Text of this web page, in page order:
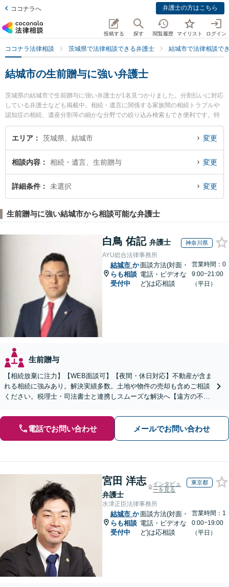
ココナラへ 弁護士の方はこちら
投稿する 探す 閲覧履歴 マイリスト ログイン
ココナラ法律相談 茨城県で法律相談できる弁護士 結城市で法律相談で
結城市の生前贈与に強い弁護士
茨城県の結城市で生前贈与に強い弁護士が1名見つかりました。分割払いに対応
している弁護士なども掲載中。相続・遺言に関係する家族間の相続トラブルや
認知症の相続、遺産分割等の細かな分野での絞り込み検索もでき便利です。特
に結城法律事務所の谷口 友啓弁護士のプロフィール情報や弁護士費用、強みな
どが注目されています。『結城市で土日や夜間に発生した生前贈与のトラブル
の弁護士に相談予約したい』などでお困りの相談者さんにおすすめです。
エリア 茨城県、結城市 変更
相談内容 相続・遺言、生前贈与 変更
詳細条件 未選択 変更
生前贈与に強い結城市から相談可能な弁護士
白鳥 佑記 弁護士 神奈川県
AYU総合法律事務所
結城市 か
らも相談
受付中
面談方法(対面・
電話・ビデオな
ど)は応相談
営業時間：0
9:00~21:00
（平日）
生前贈与
【相続放棄に注力】【WEB面談可】【夜間・休日対応】不動産が含ま
れる相続に強みあり。解決実績多数。土地や物件の売却も含めご相談
ください。税理士・司法書士と連携しスムーズな解決へ【遠方の不動
電話でお問い合わせ メールでお問い合わせ
宮田 洋志
弁護士
インタビュ
ーを見る
東京都
水津正臣法律事務所
結城市 か
らも相談
受付中
面談方法(対面・
電話・ビデオな
ど)は応相談
営業時間：1
0:00~19:00
（平日）